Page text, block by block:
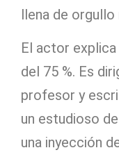
llena de orgullo
El actor
del 75 %. Es
profesor y
un estudioso
una inyección